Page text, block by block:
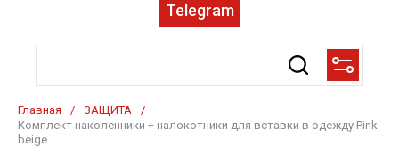
Telegram
Главная / ЗАЩИТА
/
Комплект наколенники + налокотники для вставки в одежду Pink-
beige